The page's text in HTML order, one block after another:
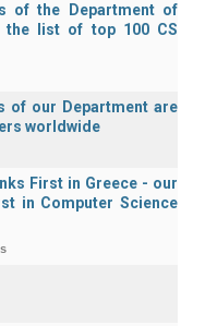
of the Department of
the list of top 100 CS
of our Department are
worldwide
First in Greece - our
in Computer Science